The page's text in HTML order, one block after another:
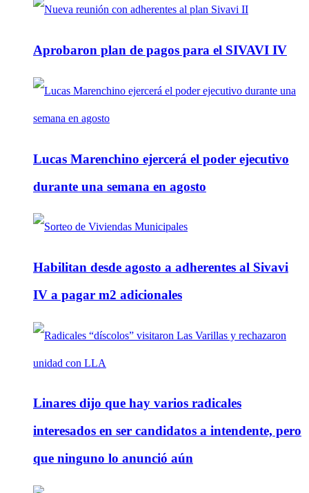
Aprobaron plan de pagos para el SIVAVI IV
Lucas Marenchino ejercerá el poder ejecutivo
durante una semana en agosto
Habilitan desde agosto a adherentes al Sivavi
IV a pagar m2 adicionales
Linares dijo que hay varios radicales
interesados en ser candidatos a intendente, pero
que ninguno lo anunció aún